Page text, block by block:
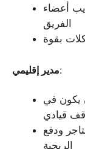
أعضاء
الفريق
بقوة
مدير إقليمي:
يكون في
قيادي
ودفع
الربحية